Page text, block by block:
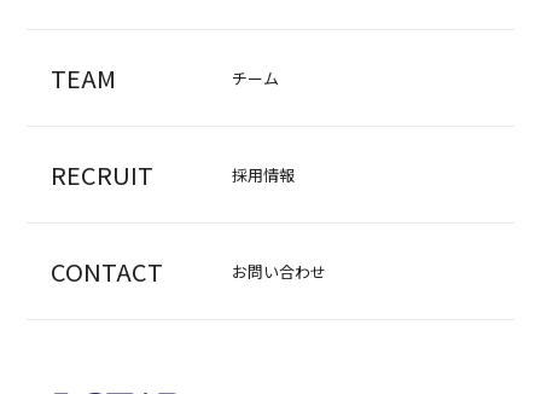
TEAM チーム
RECRUIT 採用情報
CONTACT お問い合わせ